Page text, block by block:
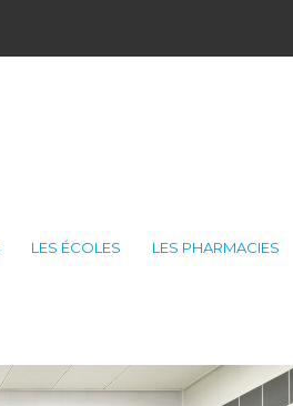
LES ÉCOLES LES PHARMACIES